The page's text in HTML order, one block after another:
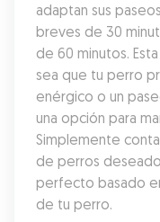
adaptan sus
breves de 30
de 60 minutos.
sea que tu perro
enérgico o un
una opción para
Simplemente
de perros
perfecto basado
de tu perro.